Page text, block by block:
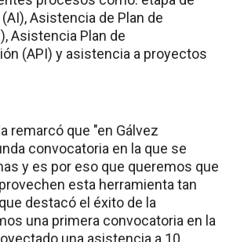
Asistencia de Plan de
Asistencia Plan de
(API) y asistencia a proyectos
remarcó que "en Gálvez
convocatoria en la que se
y es por eso que queremos que
esta herramienta tan
destacó el éxito de la
una primera convocatoria en la
una asistencia a 10